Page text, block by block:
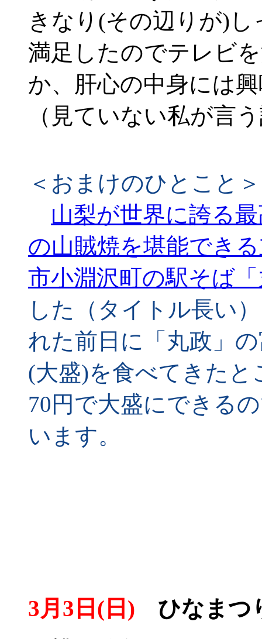
きなり(その辺りが)
満足したのでテレビ
か、肝心の中身には
（見ていない私が言
＜おまけのひとこと＞
山梨が世界に誇る
の山賊焼を堪能でき
市小淵沢町の駅そば
した（タイトル長い
れた前日に「丸政」
(大盛)を食べてきた
70円で大盛にできる
います。
3月3日(日) ひなまつ